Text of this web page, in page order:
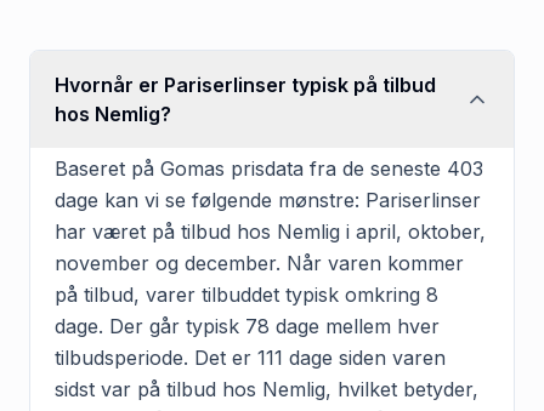
Hvornår er Pariserlinser typisk på tilbud
hos Nemlig?
Baseret på Gomas prisdata fra de seneste 403
dage kan vi se følgende mønstre: Pariserlinser
har været på tilbud hos Nemlig i april, oktober,
november og december. Når varen kommer
på tilbud, varer tilbuddet typisk omkring 8
dage. Der går typisk 78 dage mellem hver
tilbudsperiode. Det er 111 dage siden varen
sidst var på tilbud hos Nemlig, hvilket betyder,